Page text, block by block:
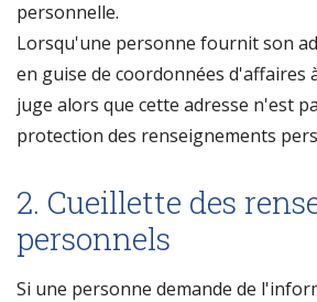
personnelle.
Lorsqu'une personne fournit son
en guise de coordonnées d'affaires à
juge alors que cette adresse n'est
protection des renseignements
2. Cueillette des
personnels
Si une personne demande de